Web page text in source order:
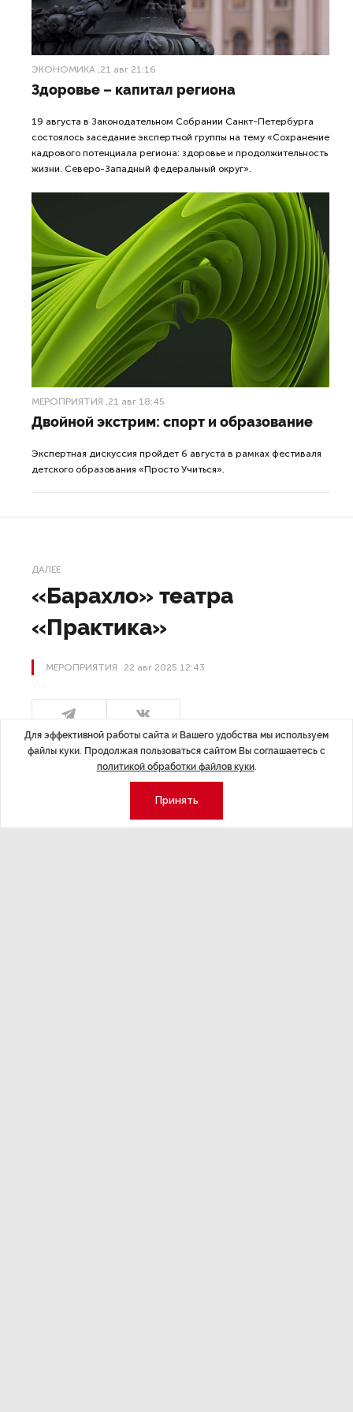
ЭКОНОМИКА ,21 авг 21:16
Здоровье – капитал региона
19 августа в Законодательном Собрании Санкт-Петербурга
состоялось заседание экспертной группы на тему «Сохранение
кадрового потенциала региона: здоровье и продолжительность
жизни. Северо-Западный федеральный округ».
МЕРОПРИЯТИЯ ,21 авг 18:45
Двойной экстрим: спорт и образование
Экспертная дискуссия пройдет 6 августа в рамках фестиваля
детского образования «Просто Учиться».
ДАЛЕЕ
«Барахло» театра
«Практика»
МЕРОПРИЯТИЯ 22 авг 2025 12:43
Для эффективной работы сайта и Вашего удобства мы используем
файлы куки. Продолжая пользоваться сайтом Вы соглашаетесь с
политикой обработки файлов куки.
Принять